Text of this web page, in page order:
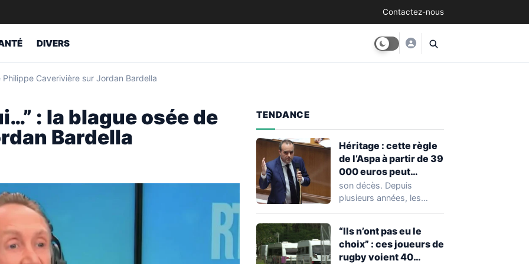
Contactez-nous
DIVERS
Caverivière sur Jordan Bardella
: la blague osée de
Bardella
TENDANCE
Héritage : cette règle
de l’Aspa à partir de 39
000 euros peut
réserver une
mauvaise surprise à
son décès. Depuis
plusieurs années, les
concernant le seuil…
“Ils n’ont pas eu le
choix” : ces joueurs de
rugby voient 40